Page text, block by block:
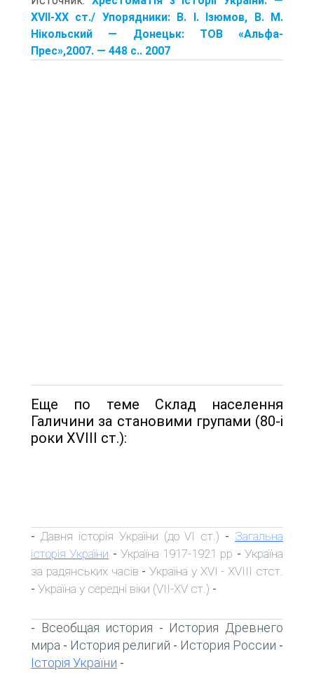
XVII-XX ст./ Упорядники: В. І. Ізюмов, В. М.
Нікольский — Донецьк: TOB «Альфа-
Прес»,2007. — 448 с.. 2007
Еще по теме Склад населення
Галичини за становими групами (80-і
роки XVIII ст.):
- Давня історія України (до VI ст.) - Загальна
історія України - Україна 1917-1921 рр -Україна
за радянських часів -Україна у XVI - XVIII стст.
- Україна у середні віки (VII-XV ст.) -
- Всеобщая история - История Древнего
мира - История религий - История России -
Історія України -